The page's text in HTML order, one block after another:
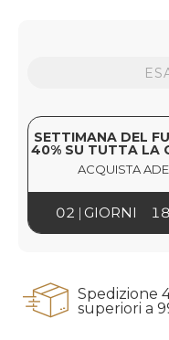
SETTIMANA DEL
40% SU TUTTA LA
ACQUISTA
02 18
GIORNI
Spedizione
superiori a